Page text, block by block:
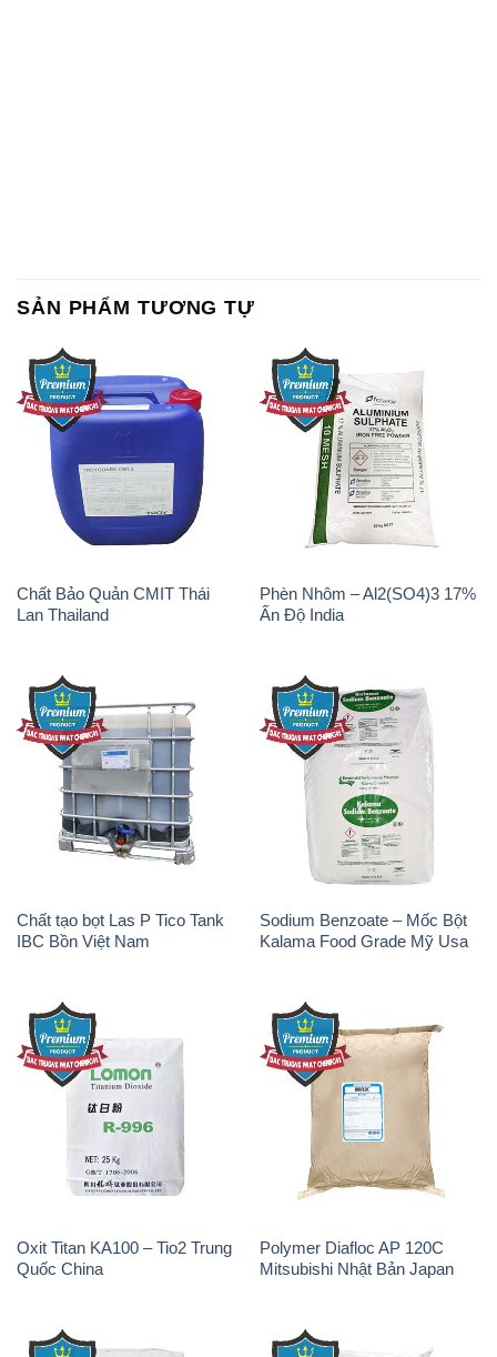
SẢN PHẨM TƯƠNG TỰ
Chất Bảo Quản CMIT Thái
Lan Thailand
Phèn Nhôm – Al2(SO4)3 17%
Ấn Độ India
Chất tạo bọt Las P Tico Tank
IBC Bồn Việt Nam
Sodium Benzoate – Mốc Bột
Kalama Food Grade Mỹ Usa
Oxit Titan KA100 – Tio2 Trung
Quốc China
Polymer Diafloc AP 120C
Mitsubishi Nhật Bản Japan